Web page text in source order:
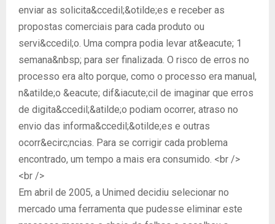
enviar as solicita&ccedil;&otilde;es e receber as
propostas comerciais para cada produto ou
servi&ccedil;o. Uma compra podia levar at&eacute; 1
semana&nbsp; para ser finalizada. O risco de erros no
processo era alto porque, como o processo era manual,
n&atilde;o &eacute; dif&iacute;cil de imaginar que erros
de digita&ccedil;&atilde;o podiam ocorrer, atraso no
envio das informa&ccedil;&otilde;es e outras
ocorr&ecirc;ncias. Para se corrigir cada problema
encontrado, um tempo a mais era consumido. <br />
<br />
Em abril de 2005, a Unimed decidiu selecionar no
mercado uma ferramenta que pudesse eliminar este